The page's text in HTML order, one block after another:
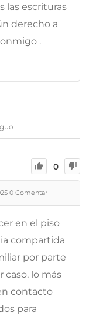
las escrituras
derecho a
.
0
0 Comentar
en el piso
compartida
por parte
caso, lo más
contacto
para